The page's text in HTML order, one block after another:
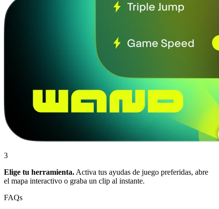
3
Elige tu herramienta. Activa tus ayudas de juego preferidas, abre
el mapa interactivo o graba un clip al instante.
FAQs